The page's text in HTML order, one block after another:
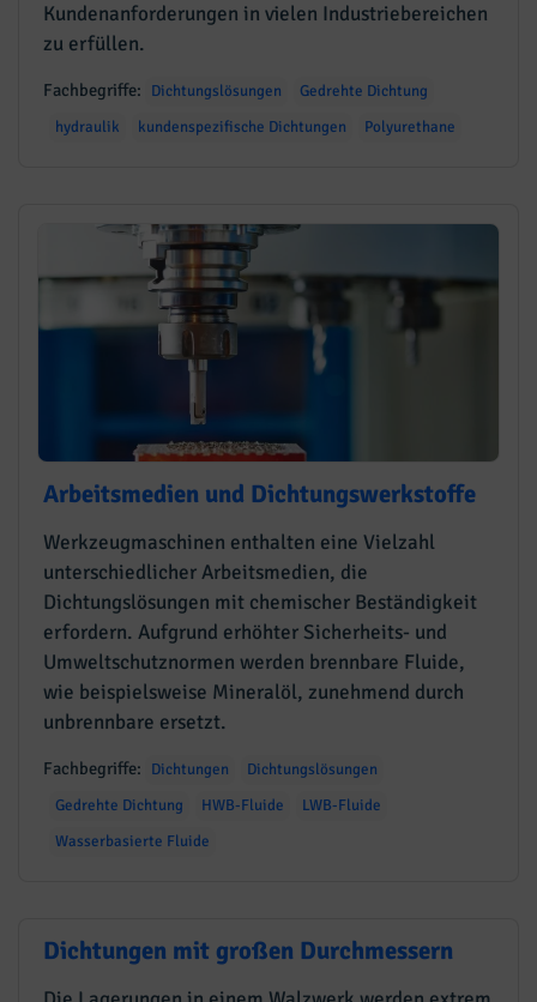
Kundenanforderungen in vielen Industriebereichen
zu erfüllen.
Fachbegriffe: Dichtungslösungen
Gedrehte Dichtung
hydraulik
kundenspezifische Dichtungen Polyurethane
Arbeitsmedien und Dichtungswerkstoffe
Werkzeugmaschinen enthalten eine Vielzahl
unterschiedlicher Arbeitsmedien, die
Dichtungslösungen mit chemischer Beständigkeit
erfordern. Aufgrund erhöhter Sicherheits- und
Umweltschutznormen werden brennbare Fluide,
wie beispielsweise Mineralöl, zunehmend durch
unbrennbare ersetzt.
Fachbegriffe: Dichtungen
Dichtungslösungen
Gedrehte Dichtung
HWB-Fluide
LWB-Fluide
Wasserbasierte Fluide
Dichtungen mit großen Durchmessern